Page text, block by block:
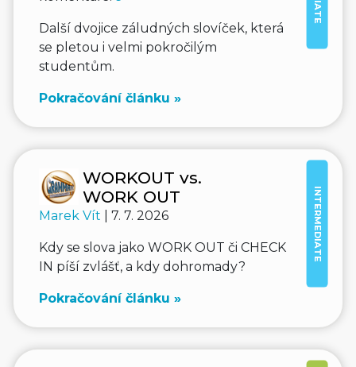
Další dvojice záludných slovíček, která
se pletou i velmi pokročilým
studentům.
Pokračování článku »
INTERMEDIATE
WORKOUT vs.
WORK OUT
Marek Vít | 7. 7. 2026
Kdy se slova jako WORK OUT či CHECK
IN píší zvlášť, a kdy dohromady?
Pokračování článku »